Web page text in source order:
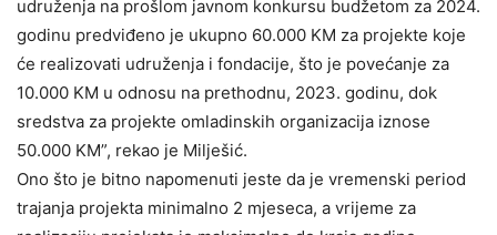
udruženja na prošlom javnom konkursu budžetom za 2024.
godinu predviđeno je ukupno 60.000 KM za projekte koje
će realizovati udruženja i fondacije, što je povećanje za
10.000 KM u odnosu na prethodnu, 2023. godinu, dok
sredstva za projekte omladinskih organizacija iznose
50.000 KM”, rekao je Milješić.
Ono što je bitno napomenuti jeste da je vremenski period
trajanja projekta minimalno 2 mjeseca, a vrijeme za